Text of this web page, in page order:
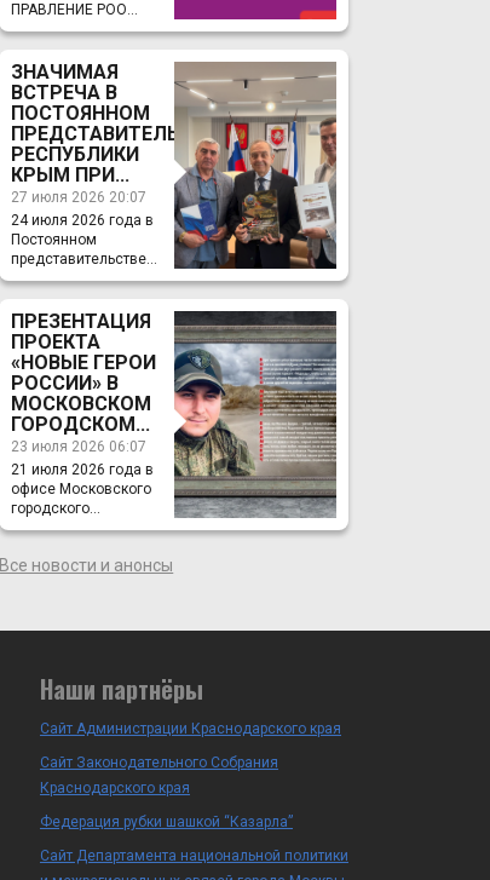
ПРАВЛЕНИЕ РОО...
ЗНАЧИМАЯ
ВСТРЕЧА В
ПОСТОЯННОМ
ПРЕДСТАВИТЕЛЬСТВЕ
РЕСПУБЛИКИ
КРЫМ ПРИ...
27 июля 2026 20:07
24 июля 2026 года в
Постоянном
представительстве...
ПРЕЗЕНТАЦИЯ
ПРОЕКТА
«НОВЫЕ ГЕРОИ
РОССИИ» В
МОСКОВСКОМ
ГОРОДСКОМ...
23 июля 2026 06:07
21 июля 2026 года в
офисе Московского
городского...
Все новости и анонсы
Наши партнёры
Сайт Администрации Краснодарского края
Сайт Законодательного Собрания
Краснодарского края
Федерация рубки шашкой “Казарла”
Сайт Департамента национальной политики